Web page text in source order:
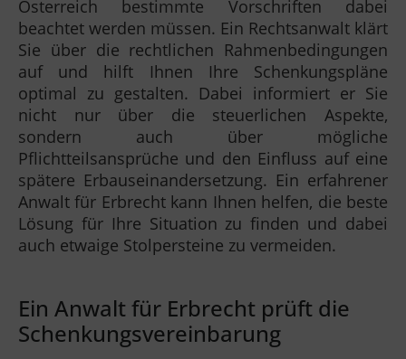
Österreich bestimmte Vorschriften dabei
beachtet werden müssen. Ein Rechtsanwalt klärt
Sie über die rechtlichen Rahmenbedingungen
auf und hilft Ihnen Ihre Schenkungspläne
optimal zu gestalten. Dabei informiert er Sie
nicht nur über die steuerlichen Aspekte,
sondern auch über mögliche
Pflichtteilsansprüche und den Einfluss auf eine
spätere Erbauseinandersetzung. Ein erfahrener
Anwalt für Erbrecht kann Ihnen helfen, die beste
Lösung für Ihre Situation zu finden und dabei
auch etwaige Stolpersteine zu vermeiden.
Ein Anwalt für Erbrecht prüft die
Schenkungsvereinbarung